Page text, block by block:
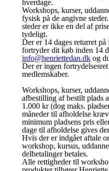
hverdage.
Workshops, kurser,
fysisk på de angivne
steder er ikke en del af
tydeligt.
Der er 14 dages returret
fortryder dit køb inden 14
info@henriettedan.dk og
Der er ingen
medlemskaber.
Workshops, kurser,
afbestilling af bestilt plads
1.000 kr (dog maks.
måneder til afholdelse
minimum pladsens pris
dage til afholdelse gives
Hvis der er indgået aftale
workshop, kursus,
delbetalinger betales.
Alle rettigheder til